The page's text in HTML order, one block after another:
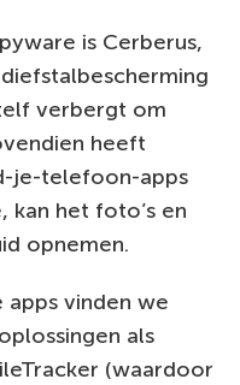
is Cerberus,
verbergt om
heeft
je-telefoon-apps
het foto’s en
opnemen.
vinden we
als
(waardoor